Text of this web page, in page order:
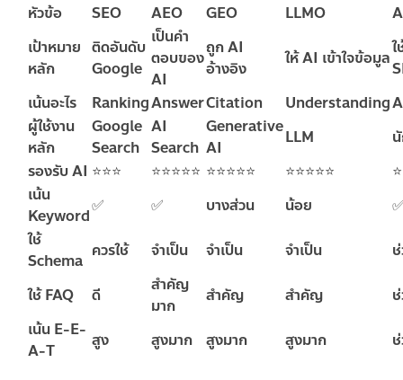
หัวข้อ SEO AEO GEO LLMO
เป้าหมาย
หลัก
ติดอันดับ
Google
เป็นคำ
ตอบของ
AI
ถูก AI
อ้างอิง
ให้ AI เข้าใจข้อมูล
เน้นอะไร
RankingAnswerCitation Understanding
ผู้ใช้งาน
หลัก
Google
Search
AI
Search
Generative
AI
LLM
รองรับ AI ⭐⭐⭐ ⭐⭐⭐⭐⭐ ⭐⭐⭐⭐⭐ ⭐⭐⭐⭐⭐
เน้น
Keyword✅ ✅ บางส่วน น้อย
ใช้
Schema ควรใช้ จำเป็น จำเป็น จำเป็น
ใช้ FAQ
ดี
สำคัญ
มาก
สำคัญ สำคัญ
เน้น E-E-
A-T
สูง สูงมาก สูงมาก สูงมาก